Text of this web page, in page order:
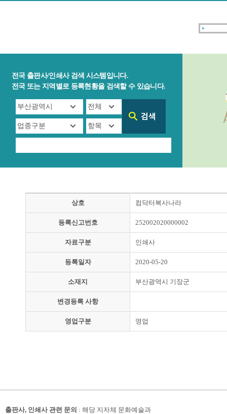
전국 출판사/인쇄사 검색 시스템입니다.
전국 또는 지역별로 등록현황을 검색할 수 있습니다.
상호 컴닥터복사나라
등록신고번호 252002020000002
자료구분 인쇄사
등록일자 2020-05-20
소재지 부산광역시 기장군
변경등록 사항
영업구분 영업
출판사, 인쇄사 관련 문의 : 해당 지자체 문화예술과